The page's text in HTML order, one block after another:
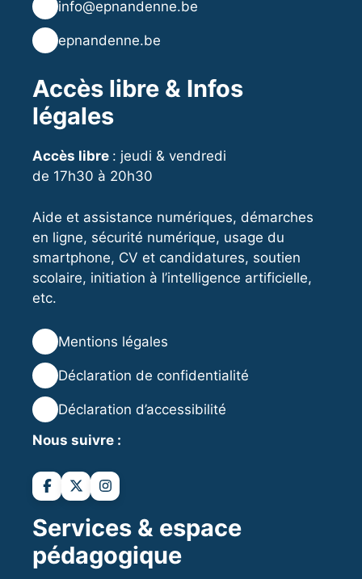
info@epnandenne.be
epnandenne.be
Accès libre & Infos
légales
Accès libre : jeudi & vendredi
de 17h30 à 20h30
Aide et assistance numériques, démarches
en ligne, sécurité numérique, usage du
smartphone, CV et candidatures, soutien
scolaire, initiation à l’intelligence artificielle,
etc.
Mentions légales
Déclaration de confidentialité
Déclaration d’accessibilité
Nous suivre :
Services & espace
pédagogique